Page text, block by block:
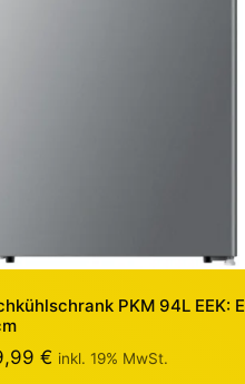
PKM 94L EEK: E
€ inkl. 19% MwSt.